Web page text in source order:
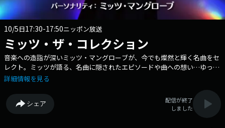
10/5日17:30-17:50ニッポン放送
ミッツ・ザ・コレクション
音楽への造詣が深いミッツ・マングローブが、今でも燦然と輝く名曲をセ
レクト。ミッツが語る、名曲に隠されたエピソードや曲への想い…ゆった
りとした大人な時間をお届けします。メールアドレス：
詳細情報を見る
シェア
配信が終了
しました